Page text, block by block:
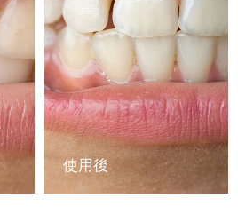
使用後
預計送達日期 8/11/26
預計送達日期 8/12/26
預計送達日期8/9/26
預計送達日期8/13/26
預計送達日期 8/10/26